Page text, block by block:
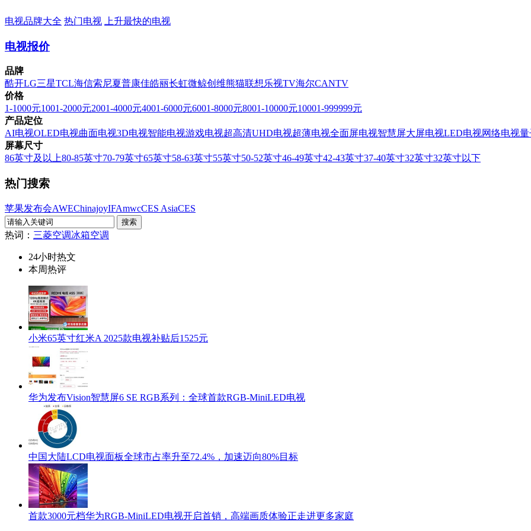
电视品牌大全 热门电视 上升最快的电视
电视报价
品牌
酷开LG三星TCL海信索尼夏普康佳皓丽长虹微鲸创维熊猫联想乐视TV海尔CANTV
价格
1-1000元1001-2000元2001-4000元4001-6000元6001-8000元8001-10000元10001-999999元
产品定位
AI电视OLED电视曲面电视3D电视智能电视游戏电视超高清UHD电视超薄电视全面屏电视智慧屏大屏电视LED电视网络电视量
屏幕尺寸
86英寸及以上80-85英寸70-79英寸65英寸58-63英寸55英寸50-52英寸46-49英寸42-43英寸37-40英寸32英寸32英寸以下
热门搜索
苹果发布会AWEChinajoyIFAmwcCES AsiaCES
热词： 三菱空调冰箱空调
24小时热文
本周热评
小米65英寸红米A 2025款电视补贴后1525元
华为发布Vision智慧屏6 SE RGB系列：全球首款RGB-MiniLED电视
中国大陆LCD电视面板全球市占率升至72.4%，加速迈向80%目标
首款3000元档华为RGB-MiniLED电视开启首销，高端画质体验正走进更多家庭